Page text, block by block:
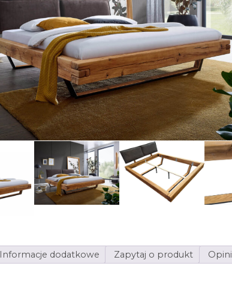
Informacje dodatkowe Zapytaj o produkt